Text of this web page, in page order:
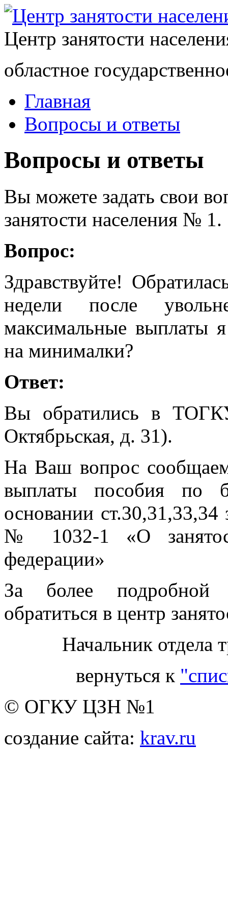
Центр занятости
областное
Главная
Вопросы и ответы
Вопросы и ответы
Вы можете задать свои
занятости населения № 1.
Вопрос:
Здравствуйте!
недели после
максимальные выплаты
на минималки?
Ответ:
Вы обратились в
Октябрьская, д. 31).
На Ваш вопрос
выплаты пособия по
основании
№ 1032-1 «О
федерации»
За более подробной
обратиться в центр
Начальник отдела
вернуться к
© ОГКУ ЦЗН №1
создание сайта: krav.ru